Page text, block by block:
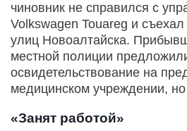
чиновник не справился с
Volkswagen Touareg и
улиц Новоалтайска.
местной полиции
освидетельствование на
медицинском учреждении, но
«Занят работой»